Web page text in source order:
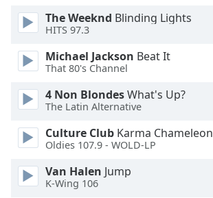
Size
Edge
Style
Font
Family
The Weeknd Blinding Lights
HITS 97.3
Michael Jackson Beat It
That 80's Channel
4 Non BlondesWhat's Up?
The Latin Alternative
Culture Club Karma Chameleon
Oldies 107.9 - WOLD-LP
Van Halen Jump
K-Wing 106